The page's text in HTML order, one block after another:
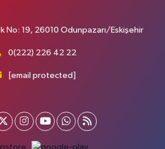
No: 19, 26010 Odunpazarı/Eskişehir
0(222) 226 42 22
[email protected]